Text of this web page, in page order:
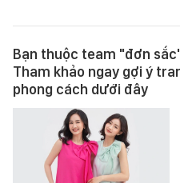
Bạn thuộc team "đơn
Tham khảo ngay gợi ý
phong cách dưới đây